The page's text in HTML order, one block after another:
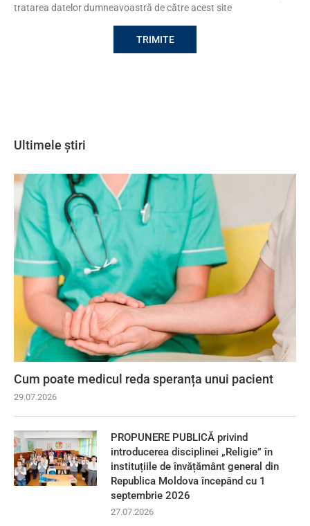
tratarea datelor dumneavoastră de către acest site
Ultimele știri
Cum poate medicul reda speranța unui pacient
29.07.2026
PROPUNERE PUBLICĂ privind
introducerea disciplinei „Religie” în
instituțiile de învățământ general din
Republica Moldova începând cu 1
septembrie 2026
27.07.2026